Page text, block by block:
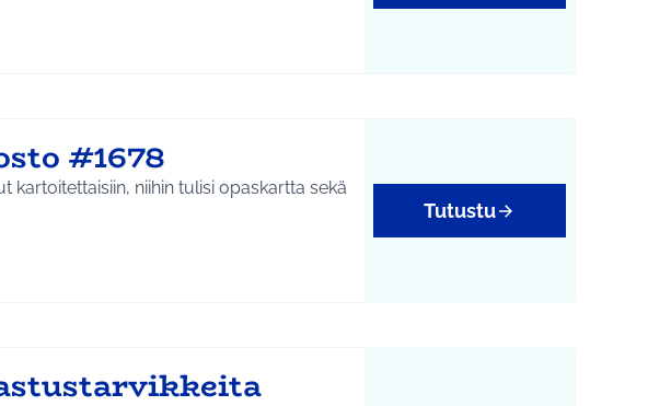
#1678
kartoitettaisiin, niihin tulisi opaskartta sekä
ja harrastukset
Tutustu